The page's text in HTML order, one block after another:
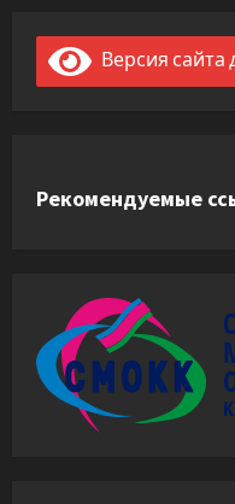
Версия
Рекомендуемые